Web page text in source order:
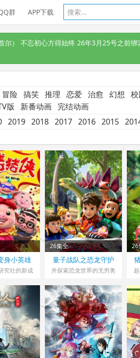
群 APP下载
尔） 不忘初心方得始终 26年3月25号之
冒险 搞笑 推理 恋爱 治愈 幻想
版 新番动画 完结动画
2019 2018 2017 2016 2015
身小英雄
究社的新成
26集全
量子战队之恐龙守护
并探索恐龙世界的无穷奥
26